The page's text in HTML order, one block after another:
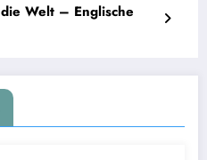
Welt – Englische